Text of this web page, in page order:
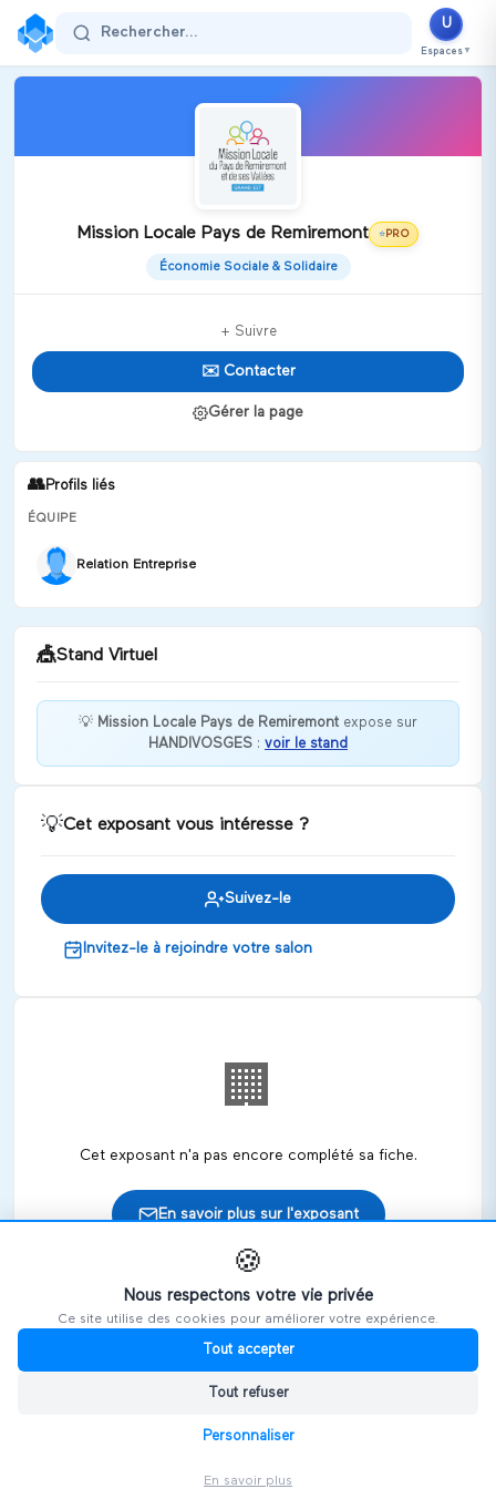
Rechercher...
U
Espaces ▼
Mission Locale Pays de Remiremont ⭐ PRO
Économie Sociale & Solidaire
+ Suivre
✉️ Contacter
Gérer la page
👥Profils liés
ÉQUIPE
Relation Entreprise
🎪Stand Virtuel
💡 Mission Locale Pays de Remiremont expose sur
HANDIVOSGES : voir le stand
💡Cet exposant vous intéresse ?
Suivez-le
Invitez-le à rejoindre votre salon
🏢
Cet exposant n'a pas encore complété sa fiche.
En savoir plus sur l'exposant
🎪Retrouvez cet exposant sur les salons
🍪
Nous respectons votre vie privée
Ce site utilise des cookies pour améliorer votre expérience.
Tout accepter
Tout refuser
Personnaliser
En savoir plus